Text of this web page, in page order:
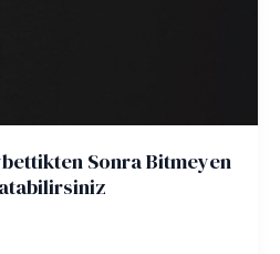
Sonra Bitmeyen